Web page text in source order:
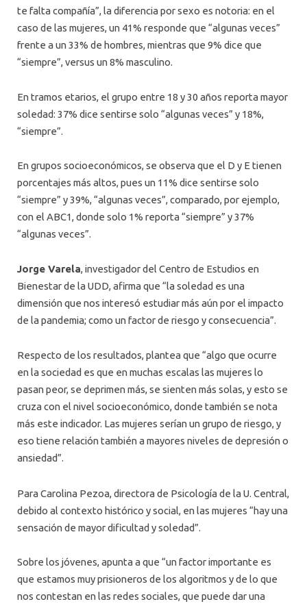
te falta compañía”, la diferencia por sexo es notoria: en el
caso de las mujeres, un 41% responde que “algunas veces”
frente a un 33% de hombres, mientras que 9% dice que
“siempre”, versus un 8% masculino.
En tramos etarios, el grupo entre 18 y 30 años reporta mayor
soledad: 37% dice sentirse solo “algunas veces” y 18%,
“siempre”.
En grupos socioeconómicos, se observa que el D y E tienen
porcentajes más altos, pues un 11% dice sentirse solo
“siempre” y 39%, “algunas veces”, comparado, por ejemplo,
con el ABC1, donde solo 1% reporta “siempre” y 37%
“algunas veces”.
Jorge Varela, investigador del Centro de Estudios en
Bienestar de la UDD, afirma que “la soledad es una
dimensión que nos interesó estudiar más aún por el impacto
de la pandemia; como un factor de riesgo y consecuencia”.
Respecto de los resultados, plantea que “algo que ocurre
en la sociedad es que en muchas escalas las mujeres lo
pasan peor, se deprimen más, se sienten más solas, y esto se
cruza con el nivel socioeconómico, donde también se nota
más este indicador. Las mujeres serían un grupo de riesgo, y
eso tiene relación también a mayores niveles de depresión o
ansiedad”.
Para Carolina Pezoa, directora de Psicología de la U. Central,
debido al contexto histórico y social, en las mujeres “hay una
sensación de mayor dificultad y soledad”.
Sobre los jóvenes, apunta a que “un factor importante es
que estamos muy prisioneros de los algoritmos y de lo que
nos contestan en las redes sociales, que puede dar una